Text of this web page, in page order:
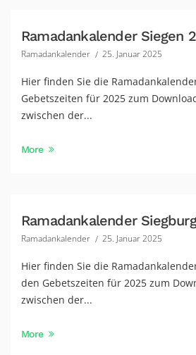
Ramadankalender Siegen
Ramadankalender 25. Januar 2025
Hier finden Sie die
Gebetszeiten für 2025 zum
zwischen der...
More
Ramadankalender
Ramadankalender 25. Januar 2025
Hier finden Sie die
den Gebetszeiten für 2025 zum
zwischen der...
More